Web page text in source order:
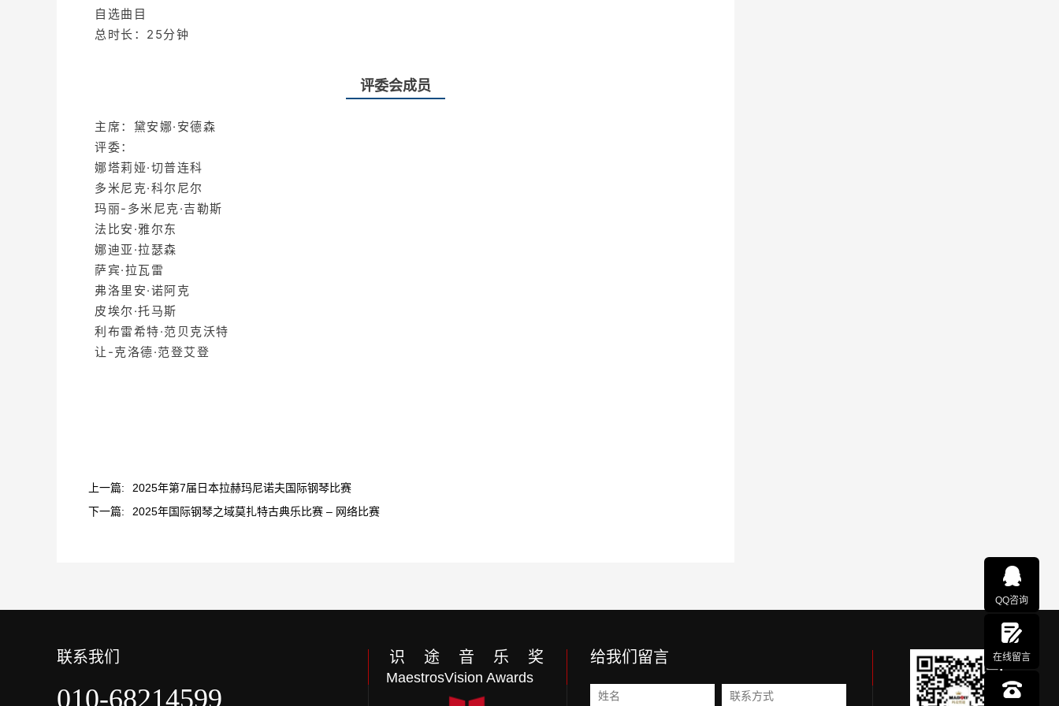
自选曲目
总时长：25分钟
评委会成员
主席：黛安娜·安德森
评委：
娜塔莉娅·切普连科
多米尼克·科尔尼尔
玛丽-多米尼克·吉勒斯
法比安·雅尔东
娜迪亚·拉瑟森
萨宾·拉瓦雷
弗洛里安·诺阿克
皮埃尔·托马斯
利布雷希特·范贝克沃特
让-克洛德·范登艾登
上一篇:
2025年第7届日本拉赫玛尼诺夫国际钢琴比赛
下一篇:
2025年国际钢琴之域莫扎特古典乐比赛 – 网络比赛
联系我们
010-68214599
识 途 音 乐 奖
MaestrosVision Awards
给我们留言
QQ咨询
在线留言